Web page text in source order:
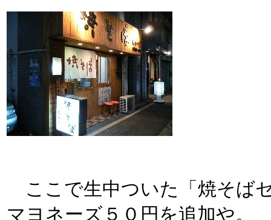
ここで生中ついた「焼そば
マヨネーズ５０円を追加や。